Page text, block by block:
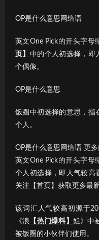
OP是什么意思网络语
英文One Pick的开头字母
页】 中的个人初选择，即
个偶像。
OP是什么意思
饭圈中初选择的意思，指
个人。
OP是什么意思网络语 更
英文One Pick的开头字母
个人初选择，即人气较高
关注【首页】获取更多最
该词汇人气较高初源于
《浪
【热门爆料】 姐》中
被饭圈的小伙伴们使用。